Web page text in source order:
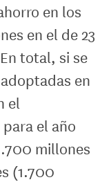
en los
en el de 23
total, si se
en
el
el año
millones
(1.700